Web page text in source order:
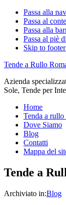
Passa alla
Passa al
Passa alla
Passa al piè
Skip to
Tende a Rullo
Azienda
Sole, Tende per
Home
Tenda a rullo
Dove Siamo
Blog
Contatti
Mappa del
Tende a
Archiviato in:Blog